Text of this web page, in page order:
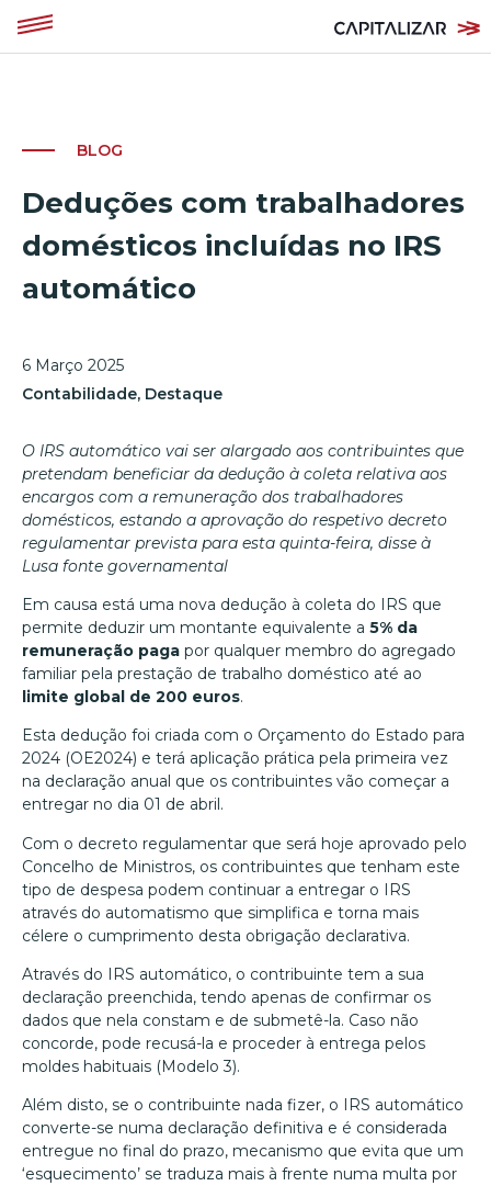
BLOG
Deduções com trabalhadores
domésticos incluídas no IRS
automático
6 Março 2025
Contabilidade, Destaque
O IRS automático vai ser alargado aos contribuintes que
pretendam beneficiar da dedução à coleta relativa aos
encargos com a remuneração dos trabalhadores
domésticos, estando a aprovação do respetivo decreto
regulamentar prevista para esta quinta-feira, disse à
Lusa fonte governamental
Em causa está uma nova dedução à coleta do IRS que
permite deduzir um montante equivalente a 5% da
remuneração paga por qualquer membro do agregado
familiar pela prestação de trabalho doméstico até ao
limite global de 200 euros.
Esta dedução foi criada com o Orçamento do Estado para
2024 (OE2024) e terá aplicação prática pela primeira vez
na declaração anual que os contribuintes vão começar a
entregar no dia 01 de abril.
Com o decreto regulamentar que será hoje aprovado pelo
Concelho de Ministros, os contribuintes que tenham este
tipo de despesa podem continuar a entregar o IRS
através do automatismo que simplifica e torna mais
célere o cumprimento desta obrigação declarativa.
Através do IRS automático, o contribuinte tem a sua
declaração preenchida, tendo apenas de confirmar os
dados que nela constam e de submetê-la. Caso não
concorde, pode recusá-la e proceder à entrega pelos
moldes habituais (Modelo 3).
Além disto, se o contribuinte nada fizer, o IRS automático
converte-se numa declaração definitiva e é considerada
entregue no final do prazo, mecanismo que evita que um
‘esquecimento’ se traduza mais à frente numa multa por